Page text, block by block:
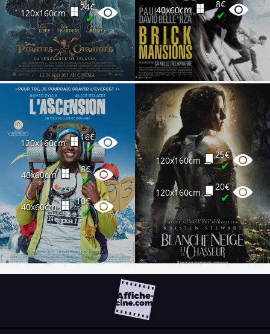
120x160cm
24€
✔
40x60cm
8€
✔
120x160cm
16€
✔
40x60cm
8€
✔
40x60cm
10€
✔
120x160cm
25€
✔
120x160cm
20€
✔